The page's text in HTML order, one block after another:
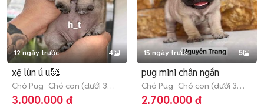
12 ngày trước 4
xệ lùn ú u🥰
Chó Pug Chó con (dưới 3
tháng tuổi)
3.000.000 đ
15 ngày trước 5
pug mini chân ngắn
Chó Pug Chó con (dưới 3
tháng tuổi)
2.700.000 đ